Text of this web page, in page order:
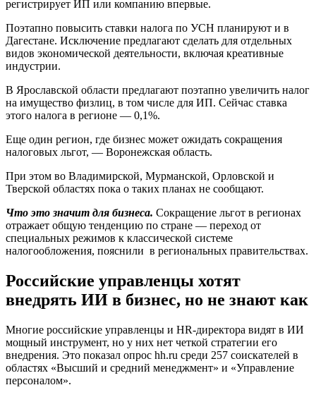
регистрирует ИП или компанию впервые.
Поэтапно повысить ставки налога по УСН планируют и в
Дагестане. Исключение предлагают сделать для отдельных
видов экономической деятельности, включая креативные
индустрии.
В Ярославской области предлагают поэтапно увеличить налог
на имущество физлиц, в том числе для ИП. Сейчас ставка
этого налога в регионе — 0,1%.
Еще один регион, где бизнес может ожидать сокращения
налоговых льгот, — Воронежская область.
При этом во Владимирской, Мурманской, Орловской и
Тверской областях пока о таких планах не сообщают.
Что это значит для бизнеса. Сокращение льгот в регионах
отражает общую тенденцию по стране — переход от
специальных режимов к классической системе
налогообложения, пояснили в региональных правительствах.
Российские управленцы хотят
внедрять ИИ в бизнес, но не знают как
Многие российские управленцы и HR-директора видят в ИИ
мощный инструмент, но у них нет четкой стратегии его
внедрения. Это показал опрос hh.ru среди 257 соискателей в
областях «Высший и средний менеджмент» и «Управление
персоналом».